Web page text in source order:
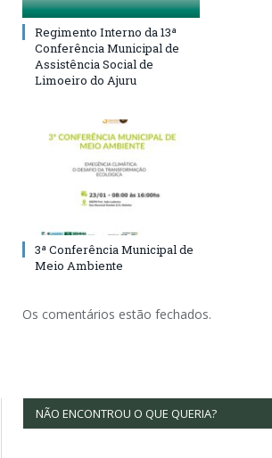
Regimento Interno da 13ª
Conferência Municipal de
Assistência Social de
Limoeiro do Ajuru
3ª Conferência Municipal de
Meio Ambiente
Os comentários estão fechados.
NÃO ENCONTROU O QUE QUERIA?